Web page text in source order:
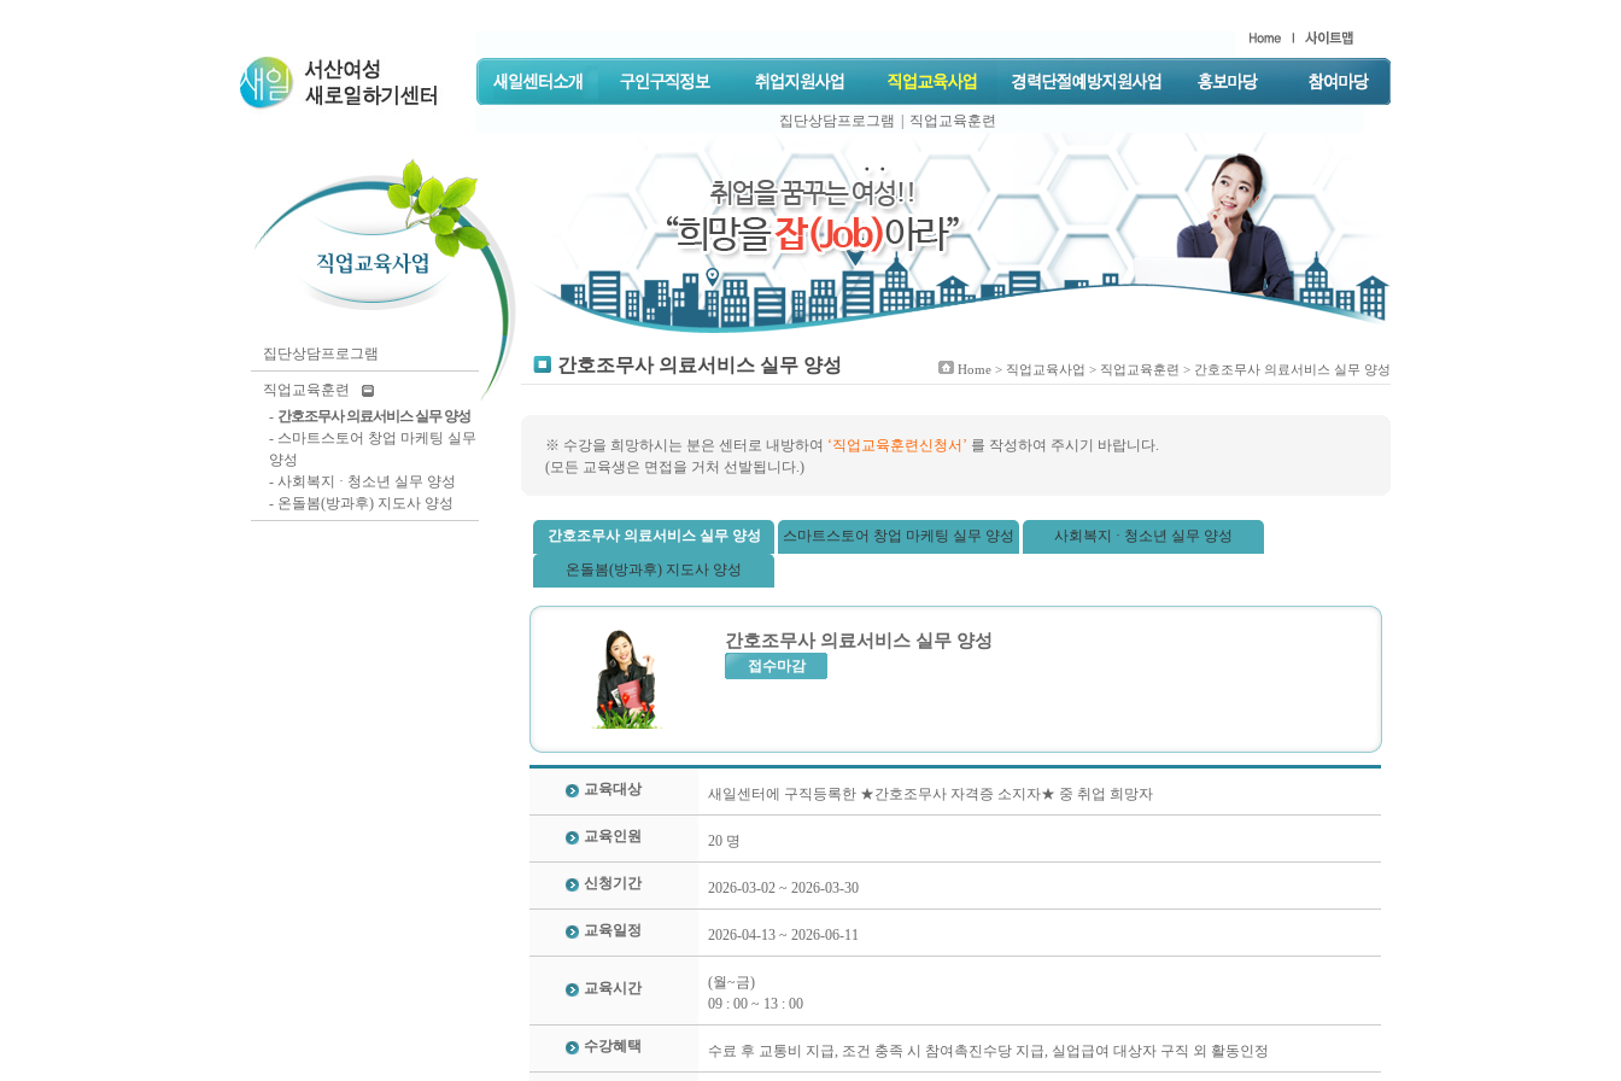
집단상담프로그램 직업교육훈련
집단상담프로그램
직업교육훈련
- 간호조무사 의료서비스 실무 양성
- 스마트스토어 창업 마케팅 실무
양성
- 사회복지 · 청소년 실무 양성
- 온돌봄(방과후) 지도사 양성
간호조무사 의료서비스 실무 양성 Home > 직업교육사업 > 직업교육훈련 > 간호조무사 의료서비스 실무 양성
※ 수강을 희망하시는 분은 센터로 내방하여 ‘직업교육훈련신청서’ 를 작성하여 주시기 바랍니다.
(모든 교육생은 면접을 거처 선발됩니다.)
간호조무사 의료서비스 실무 양성 스마트스토어 창업 마케팅 실무 양성
사회복지 · 청소년 실무 양성
온돌봄(방과후) 지도사 양성
간호조무사 의료서비스 실무 양성
접수마감
교육대상 새일센터에 구직등록한 ★간호조무사 자격증 소지자★ 중 취업 희망자
교육인원 20 명
신청기간 2026-03-02 ~ 2026-03-30
교육일정 2026-04-13 ~ 2026-06-11
교육시간
(월~금)
09 : 00 ~ 13 : 00
수강혜택 수료 후 교통비 지급, 조건 충족 시 참여촉진수당 지급, 실업급여 대상자 구직 외 활동인정